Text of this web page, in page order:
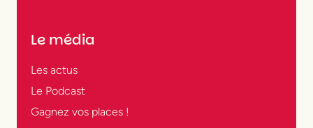
Le média
Les actus
Le Podcast
Gagnez vos places !